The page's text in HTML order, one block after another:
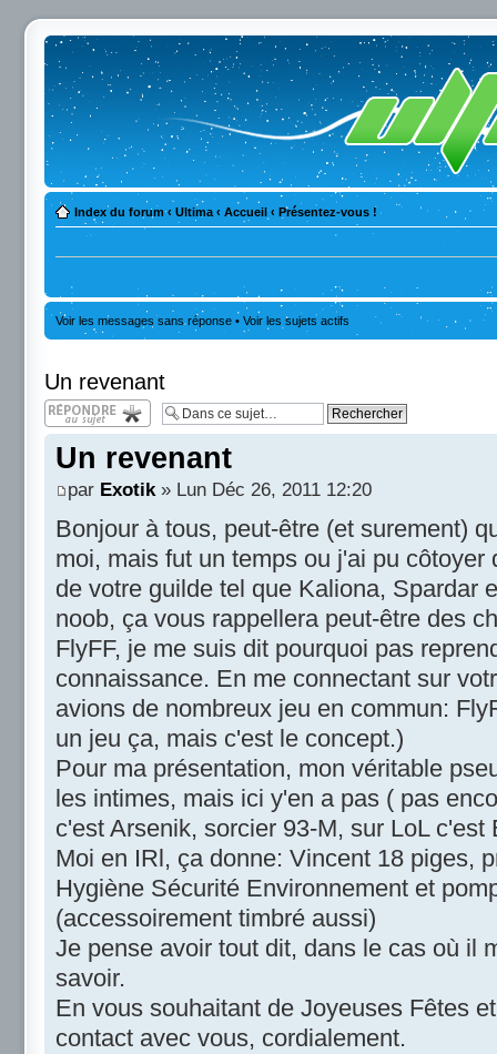
Index du forum ‹ Ultima ‹ Accueil ‹ Présentez-vous !
Voir les messages sans réponse • Voir les sujets actifs
Un revenant
Répondre
Un revenant
par Exotik» Lun Déc 26, 2011 12:20
Bonjour à tous, peut-être (et surement)
moi, mais fut un temps ou j'ai pu
de votre guilde tel que Kaliona, Spardar
noob, ça vous rappellera peut-être des
FlyFF, je me suis dit pourquoi pas
connaissance. En me connectant sur
avions de nombreux jeu en commun:
un jeu ça, mais c'est le concept.)
Pour ma présentation, mon véritable
les intimes, mais ici y'en a pas ( pas
c'est Arsenik, sorcier 93-M, sur LoL
Moi en IRl, ça donne: Vincent 18 piges,
Hygiène Sécurité Environnement et
(accessoirement timbré aussi)
Je pense avoir tout dit, dans le cas où il
savoir.
En vous souhaitant de Joyeuses Fêtes
contact avec vous, cordialement.